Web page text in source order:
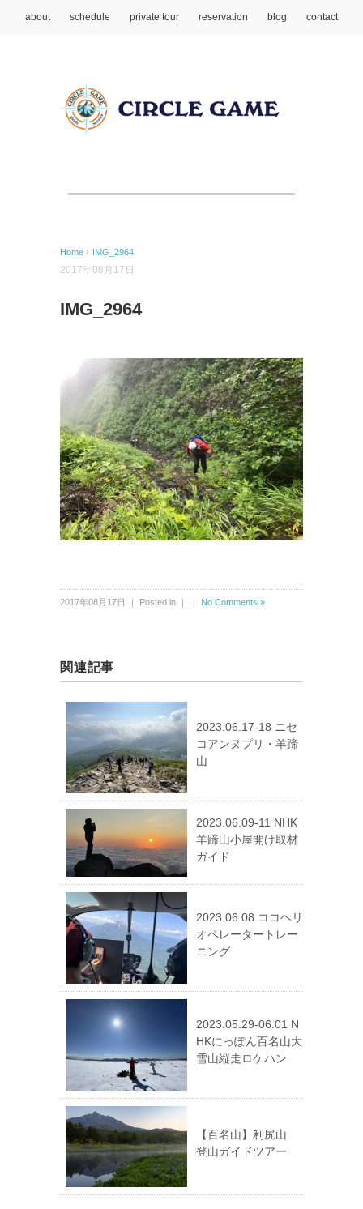
about schedule private tour reservation blog contact
Home › IMG_2964
2017年08月17日
IMG_2964
2017年08月17日 ｜ Posted in ｜ ｜ No Comments »
関連記事
2023.06.17-18 ニセ
コアンヌプリ・羊蹄
山
2023.06.09-11 NHK
羊蹄山小屋開け取材
ガイド
2023.06.08 ココヘリ
オペレータートレー
ニング
2023.05.29-06.01 N
HKにっぽん百名山大
雪山縦走ロケハン
【百名山】利尻山
登山ガイドツアー